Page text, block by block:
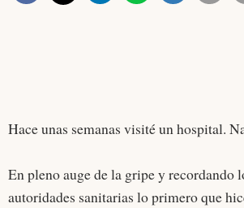
Hace unas semanas visité un hospital.
En pleno auge de la gripe y recordando
autoridades sanitarias lo primero que